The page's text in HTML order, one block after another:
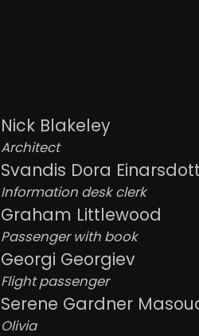
Nick Blakeley
Architect
Svandis Dora
Information desk clerk
Graham Littlewood
Passenger with book
Georgi Georgiev
Flight passenger
Serene Gardner
Olivia